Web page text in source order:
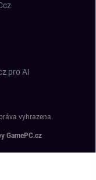
pro AI
vyhrazena.